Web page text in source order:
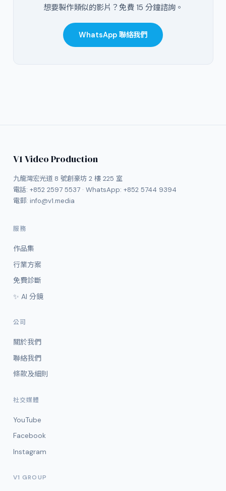
想要製作類似的影片？免費 15 分鐘諮詢。
WhatsApp 聯絡我們
V1 Video Production
九龍灣宏光道 8 號創豪坊 2 樓 225 室
電話: +852 2597 5537· WhatsApp: +852 5744 9394
電郵: info@v1.media
服務
作品集
行業方案
免費診斷
✨ AI 分鏡
公司
關於我們
聯絡我們
條款及細則
社交媒體
YouTube
Facebook
Instagram
V1 GROUP